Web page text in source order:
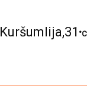
Kuršumlija 31 °C